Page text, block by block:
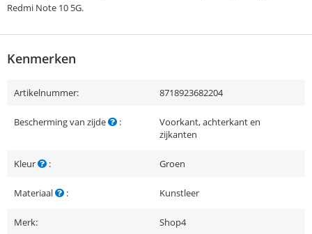
Redmi Note 10 5G.
Kenmerken
Artikelnummer: 8718923682204
Bescherming van zijde :
Voorkant, achterkant en
zijkanten
Kleur : Groen
Materiaal : Kunstleer
Merk: Shop4